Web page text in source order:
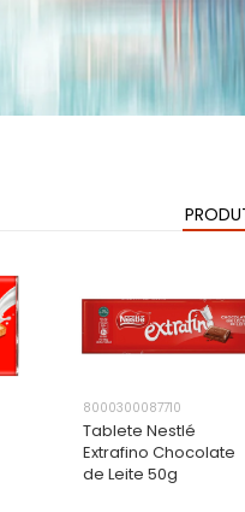
8000300087710
Tablete Nestlé
Extrafino Chocolate
de Leite 50g